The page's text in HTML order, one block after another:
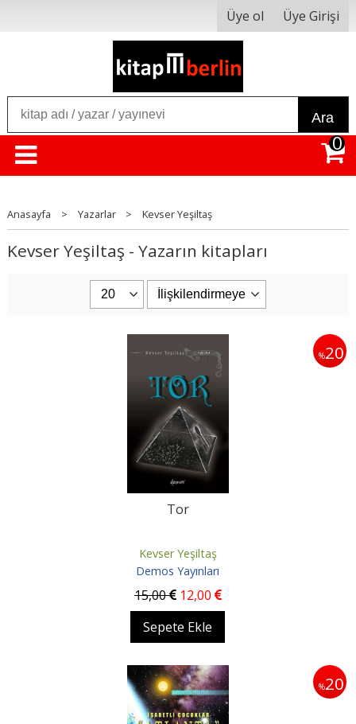
Üye ol Üye Girişi
Ara
0
Anasayfa > Yazarlar > Kevser Yeşiltaş
Kevser Yeşiltaş - Yazarın kitapları
%20
Tor
Kevser Yeşiltaş
Demos Yayınları
15,00 12,00
Sepete Ekle
%20